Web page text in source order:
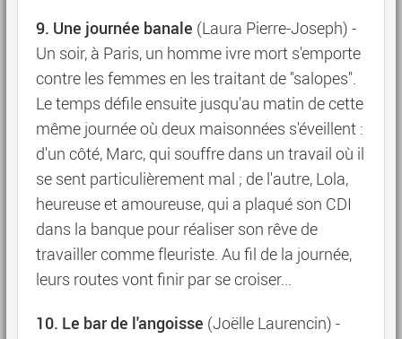
9. Une journée banale (Laura Pierre-Joseph) -
Un soir, à Paris, un homme ivre mort s'emporte
contre les femmes en les traitant de "salopes".
Le temps défile ensuite jusqu'au matin de cette
même journée où deux maisonnées s'éveillent :
d'un côté, Marc, qui souffre dans un travail où il
se sent particulièrement mal ; de l'autre, Lola,
heureuse et amoureuse, qui a plaqué son CDI
dans la banque pour réaliser son rêve de
travailler comme fleuriste. Au fil de la journée,
leurs routes vont finir par se croiser...
10. Le bar de l'angoisse (Joëlle Laurencin) -